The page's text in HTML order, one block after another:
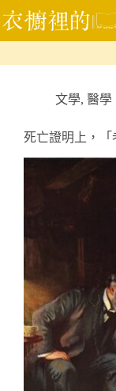
跳
至
要
文學, 醫學
死亡證明上，「